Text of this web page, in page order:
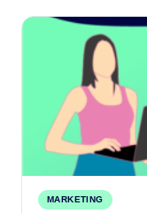
MARKETING